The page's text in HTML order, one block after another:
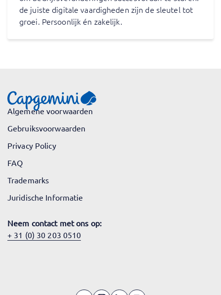
de juiste digitale vaardigheden zijn de sleutel tot
groei. Persoonlijk én zakelijk.
Algemene voorwaarden
Gebruiksvoorwaarden
Privacy Policy
FAQ
Trademarks
Juridische Informatie
Neem contact met ons op:
+ 31 (0) 30 203 0510